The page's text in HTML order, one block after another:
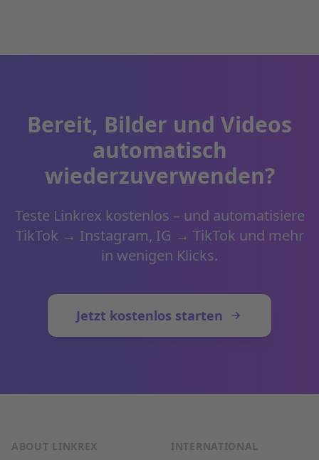
Bereit, Bilder und Videos
automatisch
wiederzuverwenden?
Teste Linkrex kostenlos – und automatisiere
TikTok → Instagram, IG → TikTok und mehr
in wenigen Klicks.
Jetzt kostenlos starten
ABOUT LINKREX INTERNATIONAL